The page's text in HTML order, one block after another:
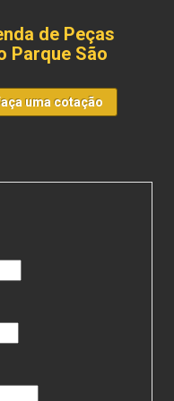
de Peças
Parque São
uma cotação